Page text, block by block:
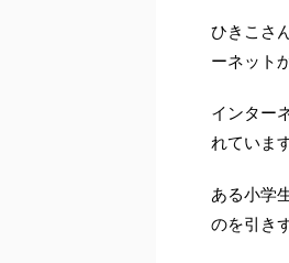
ひきこさ
ーネット
インター
れています
ある小学
のを引き